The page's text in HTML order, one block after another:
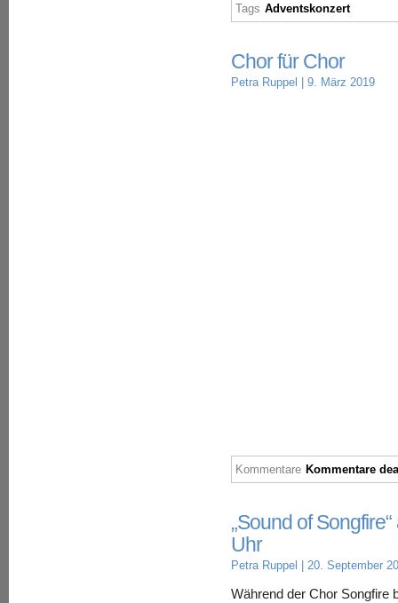
Tags Adventskonzert
Chor für Chor
Petra Ruppel | 9. März 2019
Kommentare Kommentare
„Sound of
Uhr
Petra Ruppel | 20. September
Während der Chor Songfire